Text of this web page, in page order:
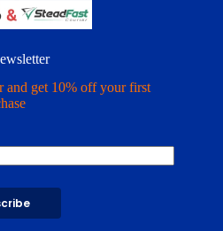
and get 10% off your first